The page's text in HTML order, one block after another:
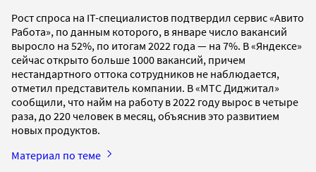
Рост спроса на IT-специалистов подтвердил сервис «Авито
Работа», по данным которого, в январе число вакансий
выросло на 52%, по итогам 2022 года — на 7%. В «Яндексе»
сейчас открыто больше 1000 вакансий, причем
нестандартного оттока сотрудников не наблюдается,
отметил представитель компании. В «МТС Диджитал»
сообщили, что найм на работу в 2022 году вырос в четыре
раза, до 220 человек в месяц, объяснив это развитием
новых продуктов.
Материал по теме